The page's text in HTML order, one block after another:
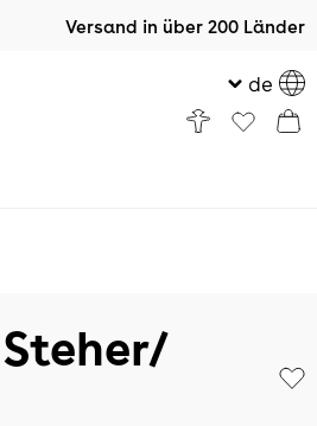
Versand in über 200 Länder
de